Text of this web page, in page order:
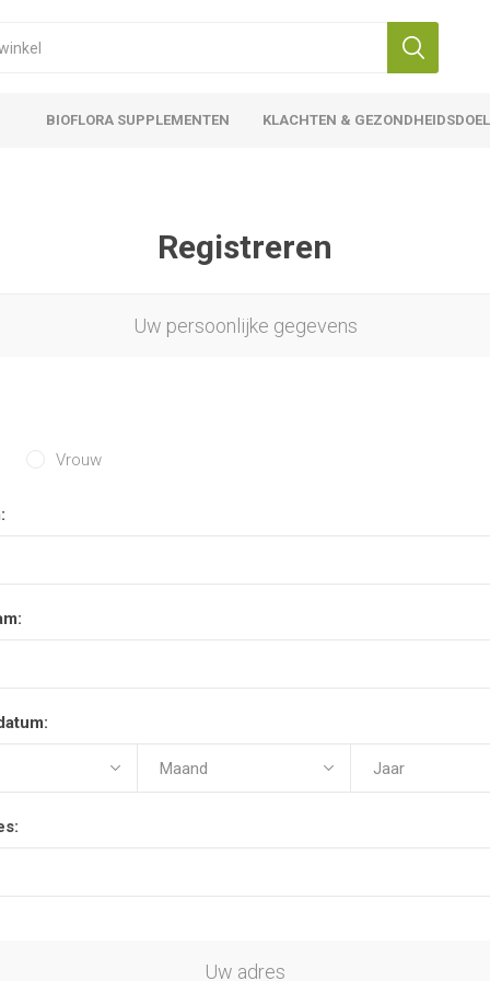
BIOFLORA SUPPLEMENTEN KLACHTEN &
Registreren
Uw persoonlijke gegevens
Vrouw
Uw adres